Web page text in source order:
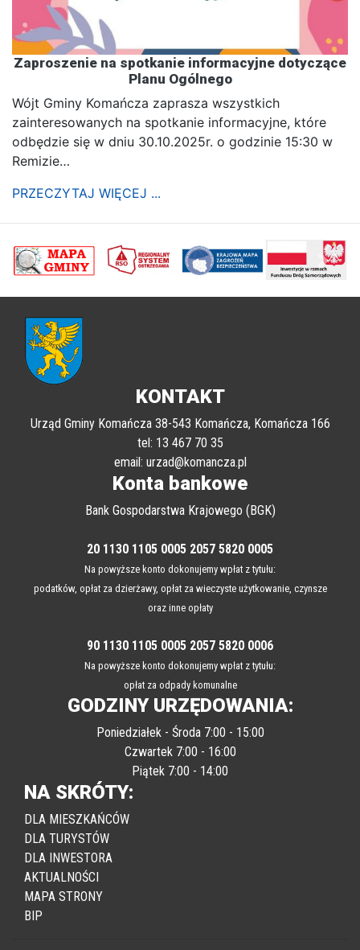
Zaproszenie na spotkanie informacyjne dotyczące
Planu Ogólnego
Wójt Gminy Komańcza zaprasza wszystkich
zainteresowanych na spotkanie informacyjne, które
odbędzie się w dniu 30.10.2025r. o godzinie 15:30 w
Remizie…
PRZECZYTAJ WIĘCEJ ...
poprzednii
KONTAKT
Urząd Gminy Komańcza 38-543 Komańcza, Komańcza 166
tel: 13 467 70 35
email: urzad@komancza.pl
Konta bankowe
Bank Gospodarstwa Krajowego (BGK)
opłat za odpady komunalne
GODZINY URZĘDOWANIA:
Poniedziałek - Środa 7:00 - 15:00
Czwartek 7:00 - 16:00
Piątek 7:00 - 14:00
NA SKRÓTY:
DLA MIESZKAŃCÓW
DLA TURYSTÓW
DLA INWESTORA
AKTUALNOŚCI
MAPA STRONY